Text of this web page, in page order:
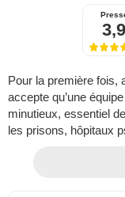
3,9
Pour la première fois,
accepte qu’une
minutieux, essentiel
les prisons, hôpitaux